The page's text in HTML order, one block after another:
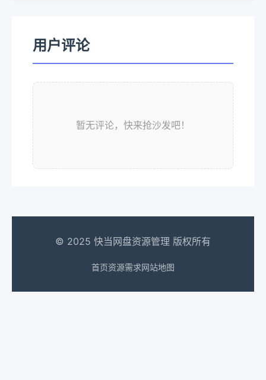
用户评论
暂无评论，快来抢沙发吧！
© 2025 快当网盘资源管理 版权所有
首页资源需求网站地图